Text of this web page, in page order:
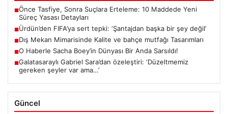
■Önce Tasfiye, Sonra Suçlara Erteleme: 10 Maddede Yeni
Süreç Yasası Detayları
■Ürdün’den FIFA’ya sert tepki: ‘Şantajdan başka bir şey değil’
■Dış Mekan Mimarisinde Kalite ve bahçe mutfağı Tasarımları
■O Haberle Sacha Boey’in Dünyası Bir Anda Sarsıldı!
■Galatasaraylı Gabriel Sara’dan özeleştiri: ‘Düzeltmemiz
gereken şeyler var ama…’
Güncel